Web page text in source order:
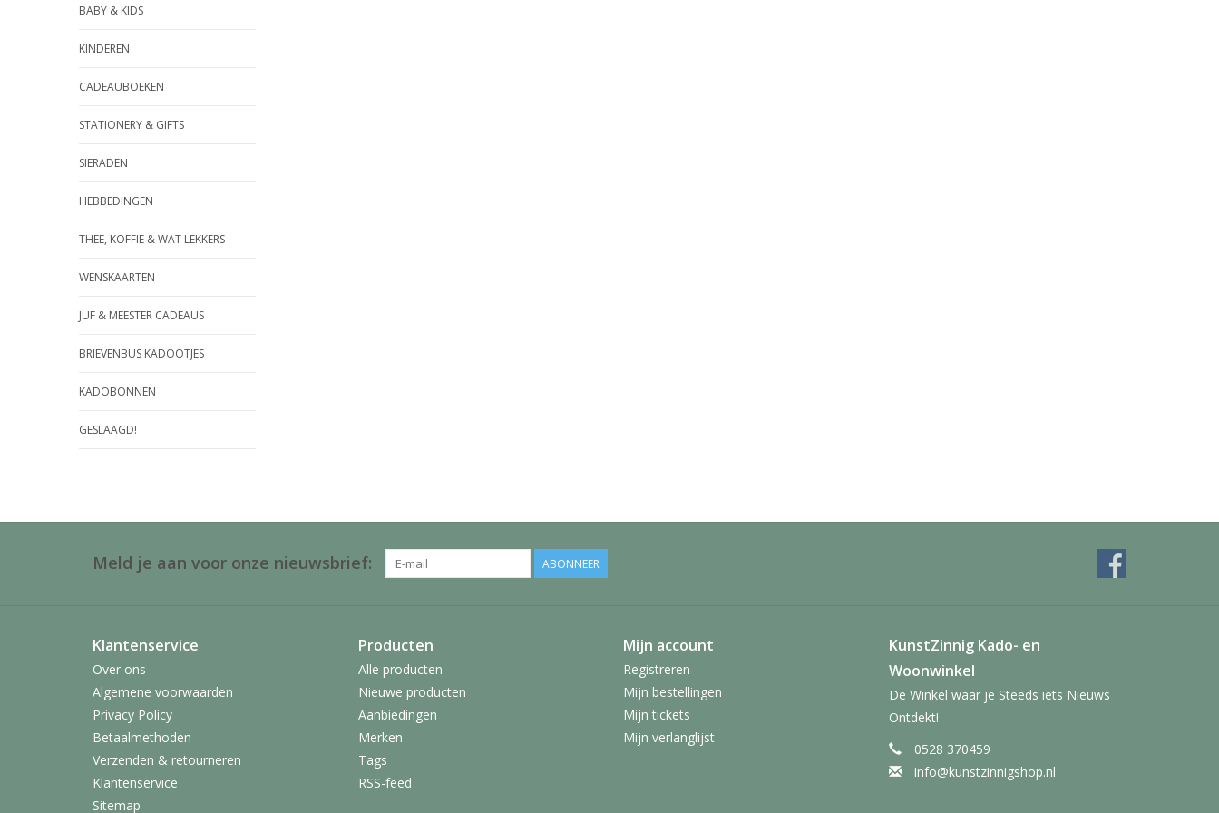
BABY & KIDS
KINDEREN
CADEAUBOEKEN
STATIONERY & GIFTS
SIERADEN
HEBBEDINGEN
THEE, KOFFIE & WAT LEKKERS
WENSKAARTEN
JUF & MEESTER CADEAUS
BRIEVENBUS KADOOTJES
KADOBONNEN
GESLAAGD!
Meld je aan voor onze nieuwsbrief: ABONNEER
Klantenservice
Over ons
Algemene voorwaarden
Privacy Policy
Betaalmethoden
Verzenden & retourneren
Klantenservice
Sitemap
Producten
Alle producten
Nieuwe producten
Aanbiedingen
Merken
Tags
RSS-feed
Mijn account
Registreren
Mijn bestellingen
Mijn tickets
Mijn verlanglijst
KunstZinnig Kado- en
Woonwinkel
De Winkel waar je Steeds iets Nieuws
Ontdekt!
0528 370459
info@kunstzinnigshop.nl